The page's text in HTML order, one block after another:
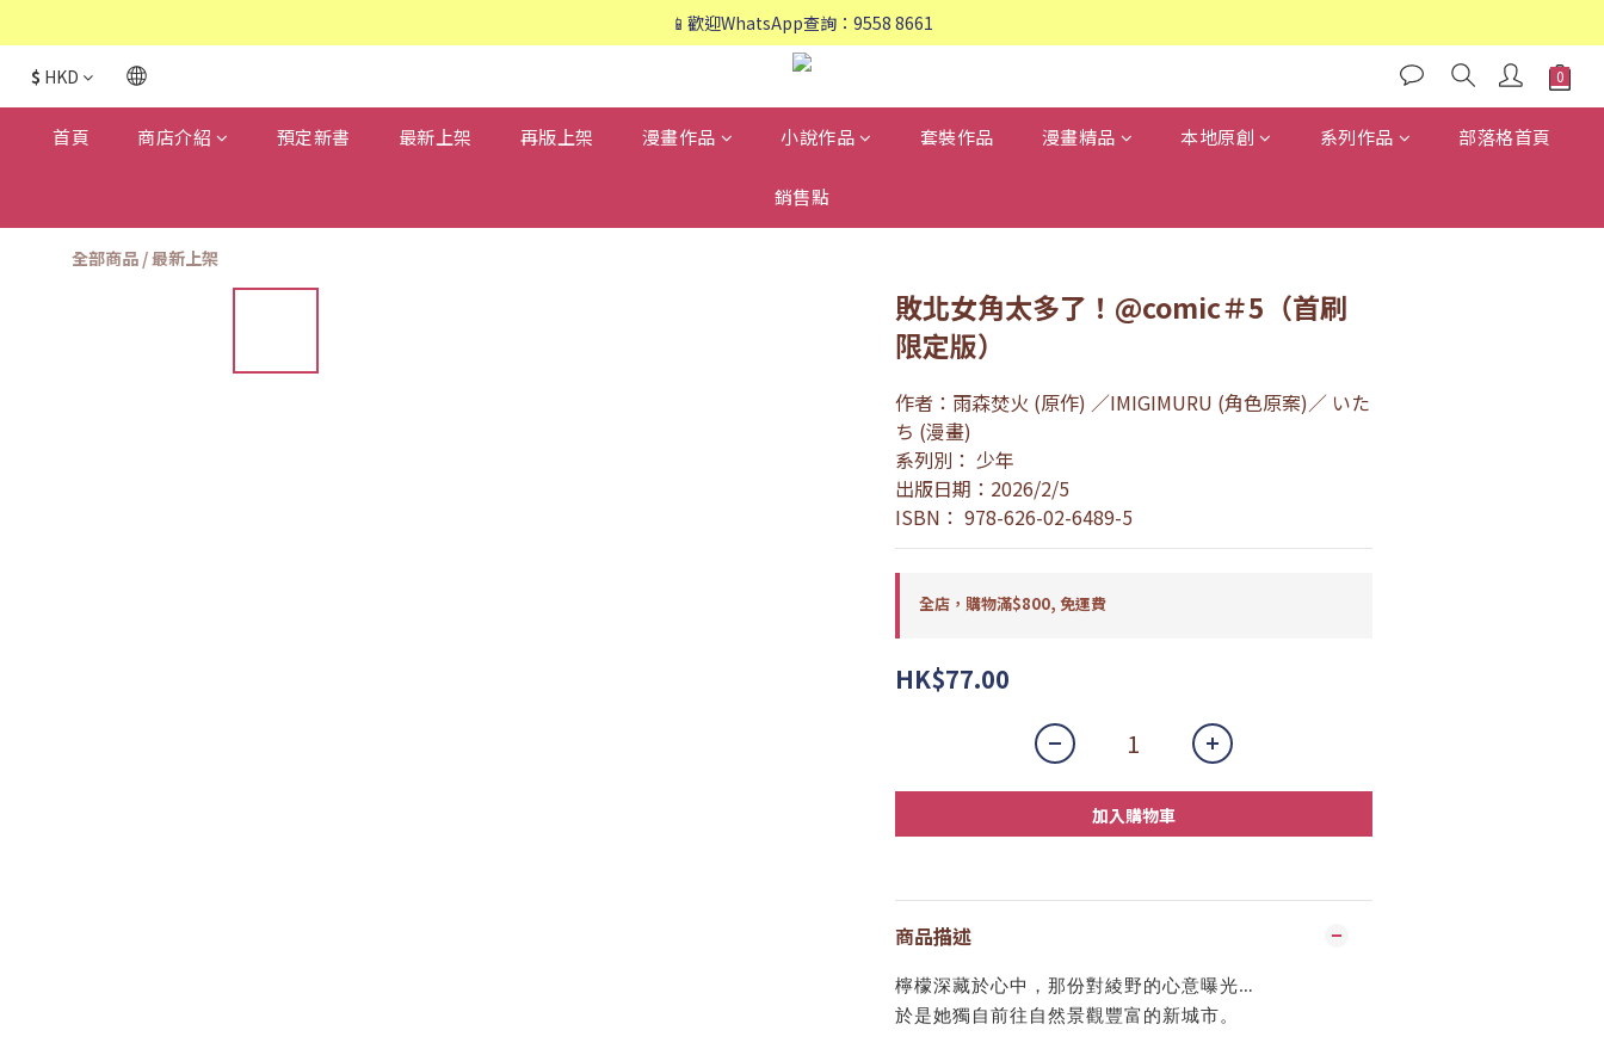
📱歡迎WhatsApp查詢：9558 8661
📱歡迎WhatsApp查詢：9558 8661
❤️會員專享：🛍購物滿💰HK$800，🚚免運費❤️
📱歡迎WhatsApp查詢：9558 8661
$ HKD
首頁 商店介紹 預定新書 最新上架 再版上架 漫畫作品 小說作品 套裝作品 漫畫精品 本地原創 系列作品 部落格首頁
銷售點
全部商品 /最新上架
敗北女角太多了！@comic＃5（首刷
限定版）
作者：雨森焚火 (原作) ／IMIGIMURU (角色原案)／ いた
ち (漫畫)
系列別： 少年
出版日期：2026/2/5
ISBN： 978-626-02-6489-5
全店，購物滿$800, 免運費
HK$77.00
加入購物車
商品描述
檸檬深藏於心中，那份對綾野的心意曝光…
於是她獨自前往自然景觀豐富的新城市。